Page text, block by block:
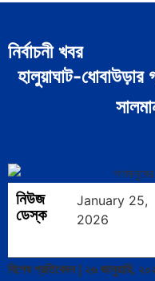
নির্বাচনী খবর
হালুয়াঘাট-
নিউজ
ডেস্ক
January 25,
2026
বিশেষ প্রতিবেদন | ২৬ জানুয়ারি,